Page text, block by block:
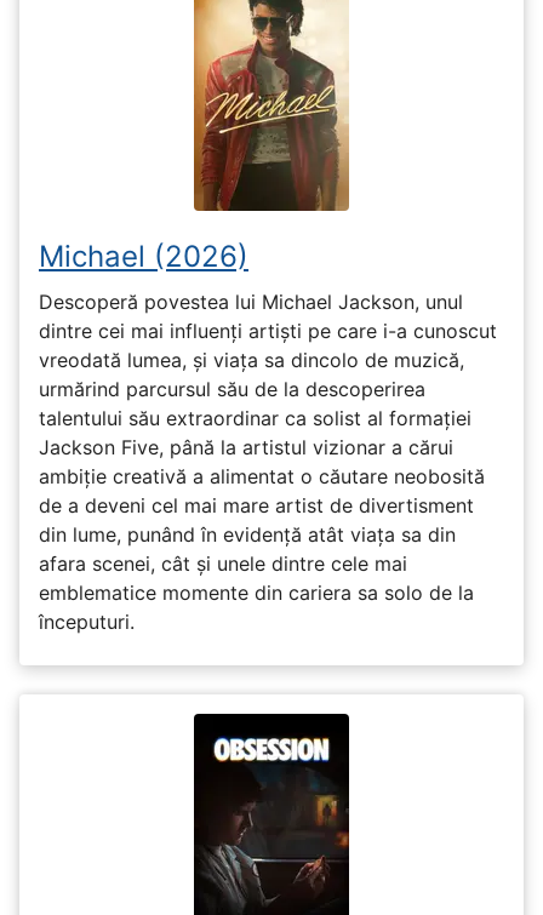
Michael (2026)
Descoperă povestea lui Michael Jackson, unul
dintre cei mai influenți artiști pe care i-a cunoscut
vreodată lumea, și viața sa dincolo de muzică,
urmărind parcursul său de la descoperirea
talentului său extraordinar ca solist al formației
Jackson Five, până la artistul vizionar a cărui
ambiție creativă a alimentat o căutare neobosită
de a deveni cel mai mare artist de divertisment
din lume, punând în evidență atât viața sa din
afara scenei, cât și unele dintre cele mai
emblematice momente din cariera sa solo de la
începuturi.